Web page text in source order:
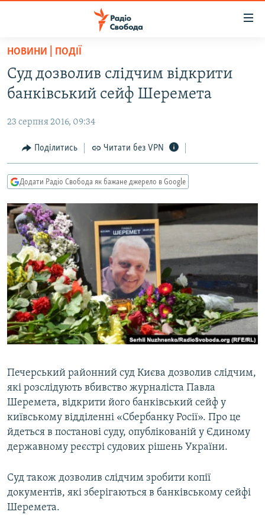
Перейти
основного
матеріалу
до
навігації
Перейти
до
ВСЕ ЗА ДОБУ
ПОЛІТИКА
ЕКОНОМІКА
КУЛЬТУРА
СПОРТ
УКРАЇНА
СВІТ
ВІЙНА
РОСІЙСЬКА «ФІЛЬТРАЦІЯ»
КРИМ.РЕАЛІЇ
ТИ ЯК?
СХЕМИ
КИТАЙ.ВИКЛИКИ
МУЛЬТИМЕДІА
ФОТО
СПЕЦПРОЄКТИ
ПОДКАСТИ
КРИМ РЕАЛІЇ
РУС
УКР
КТАТ
НОВИНИ | ПОДІЇ
Суд дозволив слідчим відкрити
банківський сейф Шеремета
23 серпня 2016, 09:34
Поділитись Читати без VPN
Додати Радіо Свобода як бажане джерело в Google
Печерський районний суд Києва дозволив слідчим,
які розслідують вбивство журналіста Павла
Шеремета, відкрити його банківський сейф у
київському відділенні «Сбербанку Росії». Про це
йдеться в постанові суду, опублікованій у Єдиному
державному реєстрі судових рішень України.
Суд також дозволив слідчим зробити копії
документів, які зберігаються в банківському сейфі
Шеремета.